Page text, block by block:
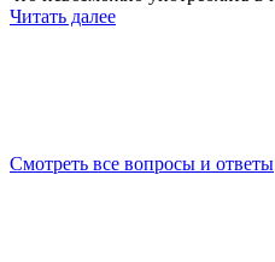
Читать далее
Смотреть все вопросы и ответы